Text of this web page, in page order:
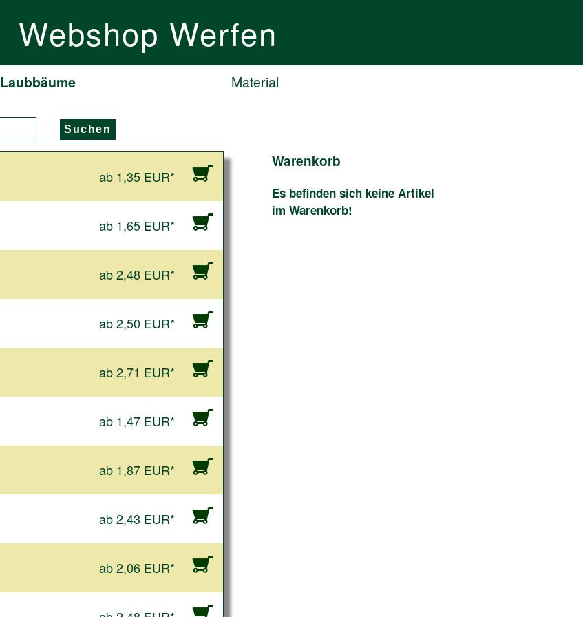
Webshop Werfen
Laubbäume Material
Suchen
ab 1,35 EUR*
ab 1,65 EUR*
ab 2,48 EUR*
ab 2,50 EUR*
ab 2,71 EUR*
ab 1,47 EUR*
ab 1,87 EUR*
ab 2,43 EUR*
ab 2,06 EUR*
Warenkorb
Es befinden sich keine Artikel
im Warenkorb!